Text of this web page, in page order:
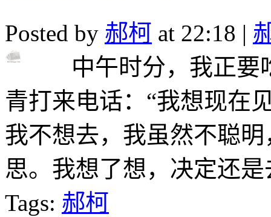
Posted by 郝柯 at 22:18 |
中午时分，我正要
青打来电话：“我想现在
我不想去，我虽然不聪
思。我想了想，决定还
Tags: 郝柯